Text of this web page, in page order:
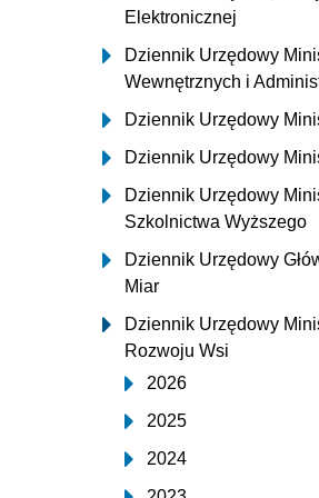
Elektronicznej
Dziennik Urzędowy
Wewnętrznych i
Dziennik Urzędowy
Dziennik Urzędowy
Dziennik Urzędowy
Szkolnictwa Wyższego
Dziennik Urzędowy
Miar
Dziennik Urzędowy
Rozwoju Wsi
2026
2025
2024